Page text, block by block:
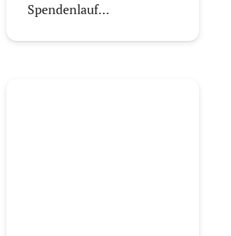
Spendenlauf…